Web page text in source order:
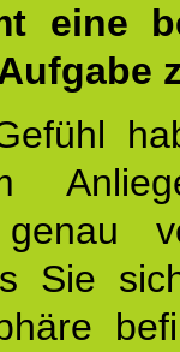
eine
Sie